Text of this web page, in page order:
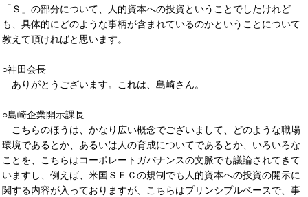
「Ｓ」の部分について、人的資本への投資ということでしたけれど
も、具体的にどのような事柄が含まれているのかということについて
教えて頂ければと思います。
○神田会長
ありがとうございます。これは、島崎さん。
○島崎企業開示課長
こちらのほうは、かなり広い概念でございまして、どのような職場
環境であるとか、あるいは人の育成についてであるとか、いろいろな
ことを、こちらはコーポレートガバナンスの文脈でも議論されてきて
いますし、例えば、米国ＳＥＣの規制でも人的資本への投資の開示に
関する内容が入っておりますが、こちらはプリンシプルベースで、事